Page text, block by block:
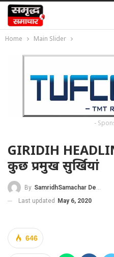
Home Main Slider
-
GIRIDIH
कुछ प्रमुख सुर्खियां
By SamridhSamachar Desk
Last updated May 6, 2020
646